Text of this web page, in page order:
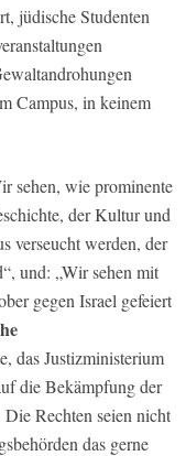
jüdische Studenten
Campus, in keinem
sehen, wie prominente
der Kultur und
verseucht werden, der
und: „Wir sehen mit
gegen Israel gefeiert
das Justizministerium
die Bekämpfung der
Rechten seien nicht
das gerne